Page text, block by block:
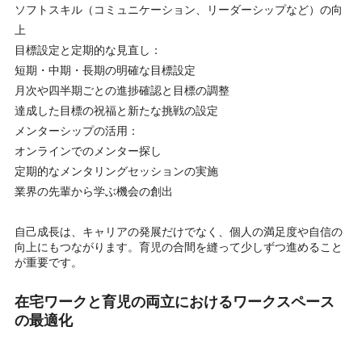
ソフトスキル（コミュニケーション、リーダーシップなど）の向
上
目標設定と定期的な見直し：
短期・中期・長期の明確な目標設定
月次や四半期ごとの進捗確認と目標の調整
達成した目標の祝福と新たな挑戦の設定
メンターシップの活用：
オンラインでのメンター探し
定期的なメンタリングセッションの実施
業界の先輩から学ぶ機会の創出
自己成長は、キャリアの発展だけでなく、個人の満足度や自信の
向上にもつながります。育児の合間を縫って少しずつ進めること
が重要です。
在宅ワークと育児の両立におけるワークスペース
の最適化